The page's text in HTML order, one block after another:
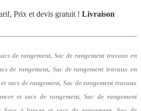
Prix et devis gratuit ! Livraison
de rangement, Sac de rangement travaux en
de rangement, Sac de rangement travaux en
sacs de rangement, Sac de rangement travaux
et sacs de rangement, Sac de rangement